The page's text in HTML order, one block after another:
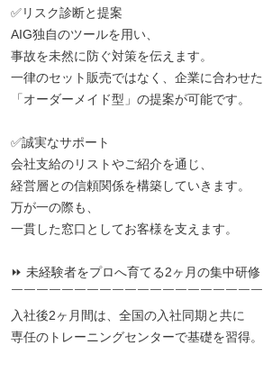
✅リスク診断と提案
AIG独自のツールを用い、
事故を未然に防ぐ対策を伝えます。
一律のセット販売ではなく、企業に合わせた
「オーダーメイド型」の提案が可能です。
✅誠実なサポート
会社支給のリストやご紹介を通じ、
経営層との信頼関係を構築していきます。
万が一の際も、
一貫した窓口としてお客様を支えます。
⏩ 未経験者をプロへ育てる2ヶ月の集中研修
￣￣￣￣￣￣￣￣￣￣￣￣￣￣￣￣￣￣￣￣
入社後2ヶ月間は、全国の入社同期と共に
専任のトレーニングセンターで基礎を習得。